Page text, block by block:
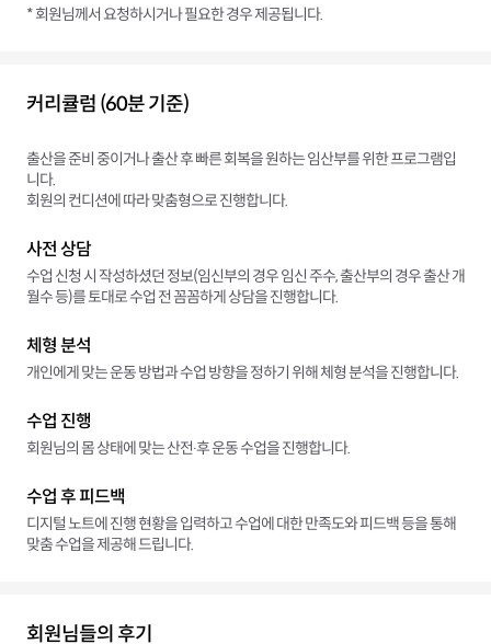
* 회원님께서 요청하시거나 필요한 경우 제공됩니다.
커리큘럼 (60분 기준)
출산을 준비 중이거나 출산 후 빠른 회복을 원하는 임산부를 위한 프로그램입
니다.
회원의 컨디션에 따라 맞춤형으로 진행합니다.
사전 상담
수업 신청 시 작성하셨던 정보(임신부의 경우 임신 주수, 출산부의 경우 출산 개
월수 등)를 토대로 수업 전 꼼꼼하게 상담을 진행합니다.
체형 분석
개인에게 맞는 운동 방법과 수업 방향을 정하기 위해 체형 분석을 진행합니다.
수업 진행
회원님의 몸 상태에 맞는 산전∙후 운동 수업을 진행합니다.
수업 후 피드백
디지털 노트에 진행 현황을 입력하고 수업에 대한 만족도와 피드백 등을 통해
맞춤 수업을 제공해 드립니다.
회원님들의 후기